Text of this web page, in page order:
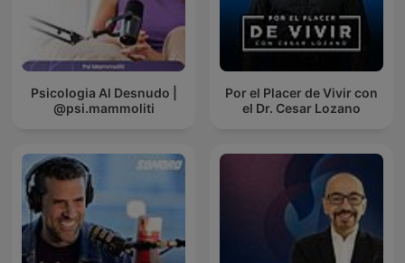
Psicologia Al Desnudo |
@psi.mammoliti
Por el Placer de Vivir con
el Dr. Cesar Lozano